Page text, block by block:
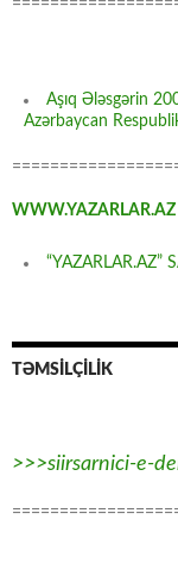
Aşıq Ələsgərin
Azərbaycan
WWW.YAZARLAR.AZ
“YAZARLAR.AZ”
TƏMSİLÇİLİK
>>>siirsarnici-e-